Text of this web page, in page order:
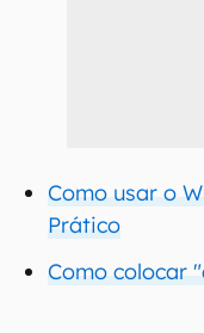
Como usar o
Prático
Como colocar